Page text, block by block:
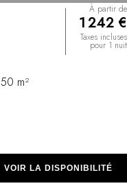
À partir de
1 242 €
Taxes incluses
pour 1 nuit
50 m²
VOIR LA DISPONIBILITÉ